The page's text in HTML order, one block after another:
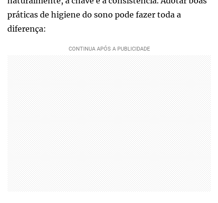
práticas de higiene do sono pode fazer toda a
diferença: